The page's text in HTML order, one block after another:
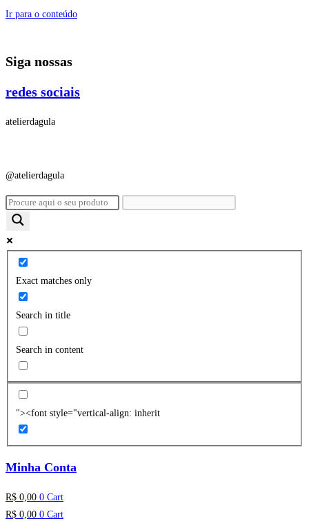
Ir para o conteúdo
Siga nossas
redes sociais
atelierdagula
@atelierdagula
Exact matches only
Search in title
Search in content
"><font style="vertical-align: inherit
Minha Conta
R$ 0,00 0 Cart
R$ 0,00 0 Cart